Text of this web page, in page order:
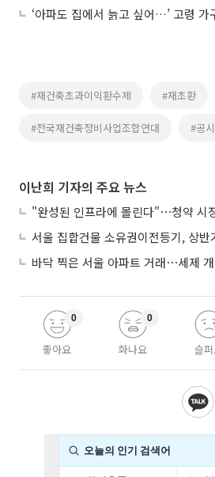
‘아파도 집에서 늙고 싶어…’ 고령
#재건축초과이익환수제 #재초환
#전국재건축정비사업조합연대 #공
이난희 기자의 주요 뉴스
서울 집합건물 소유권이전등기, 상반
바닥 찍은 서울 아파트 거래⋯세제
좋아요
0
화나요
0
슬